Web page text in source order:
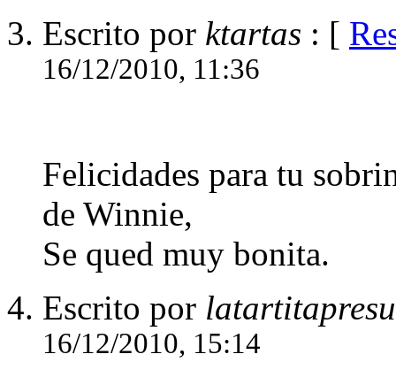
Escrito por ktartas : [
16/12/2010, 11:36
Felicidades para tu
de Winnie,
Se qued muy bonita.
Escrito por
16/12/2010, 15:14